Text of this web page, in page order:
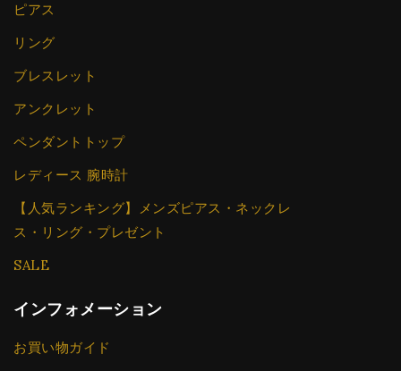
ピアス
リング
ブレスレット
アンクレット
ペンダントトップ
レディース 腕時計
【人気ランキング】メンズピアス・ネックレ
ス・リング・プレゼント
SALE
インフォメーション
お買い物ガイド